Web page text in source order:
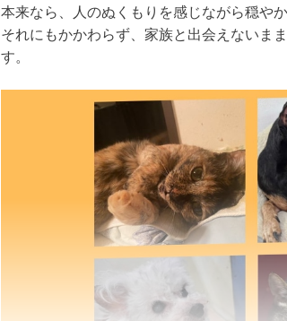
本来なら、人のぬくもりを感じながら穏や
それにもかかわらず、家族と出会えないま
す。